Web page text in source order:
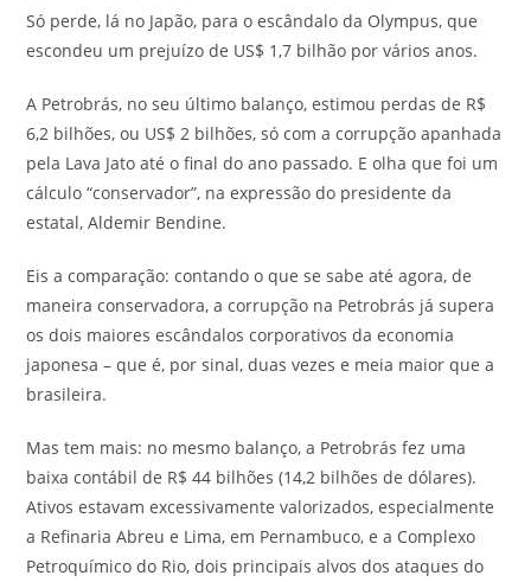
Só perde, lá no Japão, para o escândalo da Olympus, que
escondeu um prejuízo de US$ 1,7 bilhão por vários anos.
A Petrobrás, no seu último balanço, estimou perdas de R$
6,2 bilhões, ou US$ 2 bilhões, só com a corrupção apanhada
pela Lava Jato até o final do ano passado. E olha que foi um
cálculo “conservador”, na expressão do presidente da
estatal, Aldemir Bendine.
Eis a comparação: contando o que se sabe até agora, de
maneira conservadora, a corrupção na Petrobrás já supera
os dois maiores escândalos corporativos da economia
japonesa – que é, por sinal, duas vezes e meia maior que a
brasileira.
Mas tem mais: no mesmo balanço, a Petrobrás fez uma
baixa contábil de R$ 44 bilhões (14,2 bilhões de dólares).
Ativos estavam excessivamente valorizados, especialmente
a Refinaria Abreu e Lima, em Pernambuco, e a Complexo
Petroquímico do Rio, dois principais alvos dos ataques do